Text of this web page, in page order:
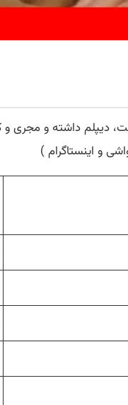
و اینستاگرام )